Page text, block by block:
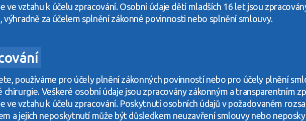
ve vztahu k účelu zpracování. Osobní údaje dětí mladších 16 let jsou
za účelem splnění zákonné povinnosti nebo splnění smlouvy.
používáme pro účely plnění zákonných povinností nebo pro účely plnění
chirurgie. Veškeré osobní údaje jsou zpracovány zákonným a transparentním
ve vztahu k účelu zpracování. Poskytnutí osobních údajů v požadovaném
a jejich neposkytnutí může být důsledkem neuzavření smlouvy nebo